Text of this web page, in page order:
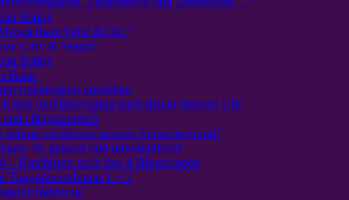
Eating
Fette & Öle”
Carb & Vegan“
Eating
Basic
Leichtigkeit umstellen
und Bewegung nach deiner inneren Uhr
alltagstauglich
du deinen inneren Schweinehund”
fit, gesund und unkompliziert
– Ernährung nach den 4 Blutgruppen
TangotänzerInnen 1 + 2
Ernährung!